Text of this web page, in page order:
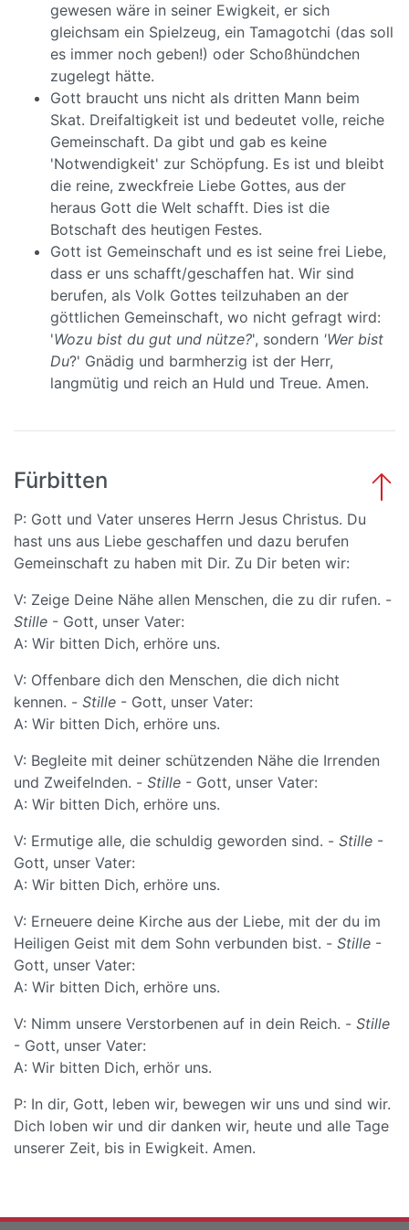
gewesen wäre in seiner Ewigkeit, er sich
gleichsam ein Spielzeug, ein Tamagotchi (das soll
es immer noch geben!) oder Schoßhündchen
zugelegt hätte.
Gott braucht uns nicht als dritten Mann beim
Skat. Dreifaltigkeit ist und bedeutet volle, reiche
Gemeinschaft. Da gibt und gab es keine
'Notwendigkeit' zur Schöpfung. Es ist und bleibt
die reine, zweckfreie Liebe Gottes, aus der
heraus Gott die Welt schafft. Dies ist die
Botschaft des heutigen Festes.
Gott ist Gemeinschaft und es ist seine frei Liebe,
dass er uns schafft/geschaffen hat. Wir sind
berufen, als Volk Gottes teilzuhaben an der
göttlichen Gemeinschaft, wo nicht gefragt wird:
'Wozu bist du gut und nütze?', sondern 'Wer bist
Du?' Gnädig und barmherzig ist der Herr,
langmütig und reich an Huld und Treue. Amen.
Fürbitten
P: Gott und Vater unseres Herrn Jesus Christus. Du
hast uns aus Liebe geschaffen und dazu berufen
Gemeinschaft zu haben mit Dir. Zu Dir beten wir:
V: Zeige Deine Nähe allen Menschen, die zu dir rufen. -
Stille - Gott, unser Vater:
A: Wir bitten Dich, erhöre uns.
V: Offenbare dich den Menschen, die dich nicht
kennen. - Stille - Gott, unser Vater:
A: Wir bitten Dich, erhöre uns.
V: Begleite mit deiner schützenden Nähe die Irrenden
und Zweifelnden. - Stille - Gott, unser Vater:
A: Wir bitten Dich, erhöre uns.
V: Ermutige alle, die schuldig geworden sind. - Stille -
Gott, unser Vater:
A: Wir bitten Dich, erhöre uns.
V: Erneuere deine Kirche aus der Liebe, mit der du im
Heiligen Geist mit dem Sohn verbunden bist. - Stille -
Gott, unser Vater:
A: Wir bitten Dich, erhöre uns.
V: Nimm unsere Verstorbenen auf in dein Reich. - Stille
- Gott, unser Vater:
A: Wir bitten Dich, erhör uns.
P: In dir, Gott, leben wir, bewegen wir uns und sind wir.
Dich loben wir und dir danken wir, heute und alle Tage
unserer Zeit, bis in Ewigkeit. Amen.